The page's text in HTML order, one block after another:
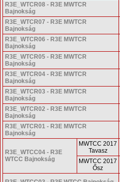
R3E_WTCR08 - R3E MWTCR
Bajnokság
R3E_WTCR07 - R3E MWTCR
Bajnokság
R3E_WTCR06 - R3E MWTCR
Bajnokság
R3E_WTCR05 - R3E MWTCR
Bajnokság
R3E_WTCR04 - R3E MWTCR
Bajnokság
R3E_WTCR03 - R3E MWTCR
Bajnokság
R3E_WTCR02 - R3E MWTCR
Bajnokság
R3E_WTCR01 - R3E MWTCR
Bajnokság
R3E_WTCC04 - R3E
WTCC Bajnokság
MWTCC 2017
Tavasz
MWTCC 2017
Ősz